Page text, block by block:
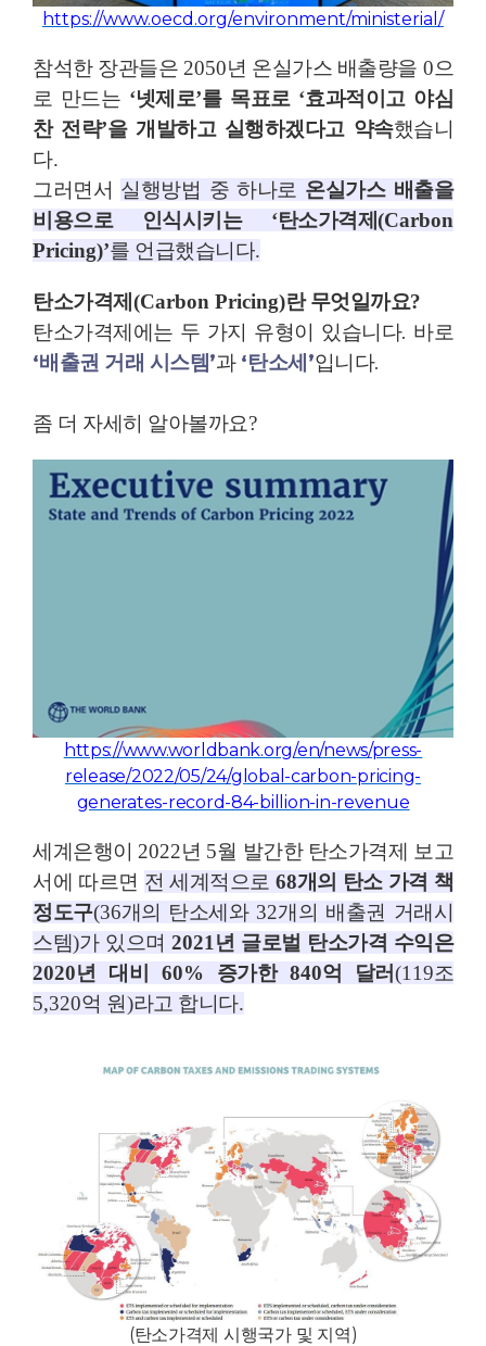
https://www.oecd.org/environment/ministerial/
참석한 장관들은 2050년 온실가스 배출량을 0으
로 만드는 ‘넷제로’를 목표로 ‘효과적이고 야심
찬 전략’을 개발하고 실행하겠다고 약속했습니
다.
그러면서 실행방법 중 하나로 온실가스 배출을
비용으로 인식시키는 ‘탄소가격제 (Carbon
Pricing)’를 언급했습니다.
탄소가격제 (Carbon Pricing)란 무엇일까요?
탄소가격제에는 두 가지 유형이 있습니다. 바로
‘배출권 거래 시스템’과 ‘탄소세 ’입니다.
좀 더 자세히 알아볼까요?
https://www.worldbank.org/en/news/press-
release/2022/05/24/global-carbon-pricing-
generates-record-84-billion-in-revenue
세계은행이2022년 5월 발간한 탄소가격제 보고
서에 따르면 전 세계적으로 68개의 탄소 가격 책
정도구(36개의 탄소세와 32개의 배출권 거래시
스템)가 있으며 2021년 글로벌 탄소가격 수익은
2020년 대비 60% 증가한 840억 달러(119조
5,320억 원)라고 합니다.
(탄소가격제 시행국가 및 지역)